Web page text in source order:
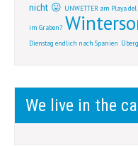
nicht 😛 UNWETTER am Playa
im Graben?
Dienstag endlich nach Spanien
We live in the